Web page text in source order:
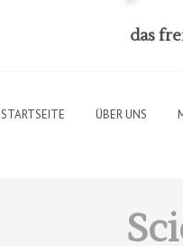
das
STARTSEITE ÜBER UNS